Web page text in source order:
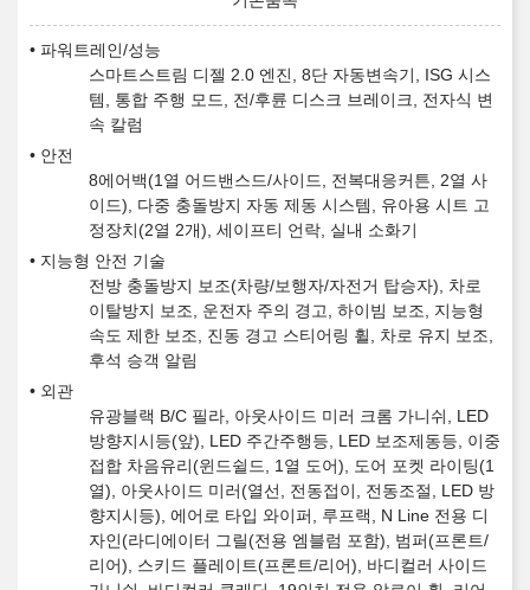
파워트레인/성능
스마트스트림 디젤 2.0 엔진, 8단 자동변속기, ISG 시스
템, 통합 주행 모드, 전/후륜 디스크 브레이크, 전자식 변
속 칼럼
안전
8에어백(1열 어드밴스드/사이드, 전복대응커튼, 2열 사
이드), 다중 충돌방지 자동 제동 시스템, 유아용 시트 고
정장치(2열 2개), 세이프티 언락, 실내 소화기
지능형 안전 기술
전방 충돌방지 보조(차량/보행자/자전거 탑승자), 차로
이탈방지 보조, 운전자 주의 경고, 하이빔 보조, 지능형
속도 제한 보조, 진동 경고 스티어링 휠, 차로 유지 보조,
후석 승객 알림
외관
유광블랙 B/C 필라, 아웃사이드 미러 크롬 가니쉬, LED
방향지시등(앞), LED 주간주행등, LED 보조제동등, 이중
접합 차음유리(윈드쉴드, 1열 도어), 도어 포켓 라이팅(1
열), 아웃사이드 미러(열선, 전동접이, 전동조절, LED 방
향지시등), 에어로 타입 와이퍼, 루프랙, N Line 전용 디
자인(라디에이터 그릴(전용 엠블럼 포함), 범퍼(프론트/
리어), 스키드 플레이트(프론트/리어), 바디컬러 사이드